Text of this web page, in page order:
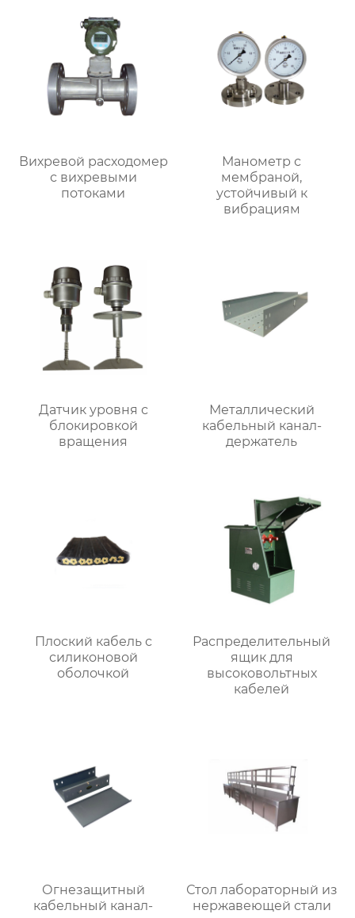
Вихревой расходомер
с вихревыми
потоками
Манометр с
мембраной,
устойчивый к
вибрациям
Датчик уровня с
блокировкой
вращения
Металлический
кабельный канал-
держатель
Плоский кабель с
силиконовой
оболочкой
Распределительный
ящик для
высоковольтных
кабелей
Огнезащитный
кабельный канал-
Стол лабораторный из
нержавеющей стали